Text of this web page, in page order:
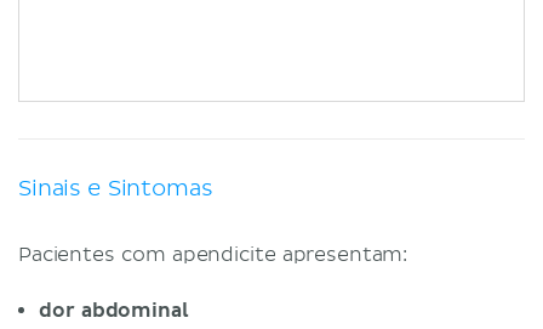
Sinais e Sintomas
Pacientes com apendicite apresentam:
dor abdominal